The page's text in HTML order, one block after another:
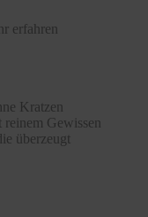
erfahren
Kratzen
Gewissen
überzeugt